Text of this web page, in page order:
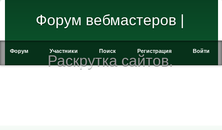
Форум вебмастеров |
Раскрутка сайтов.
Форум Участники Поиск Регистрация Войти